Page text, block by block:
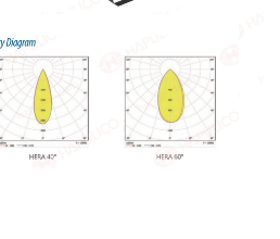
sản xuất:
hiệu: